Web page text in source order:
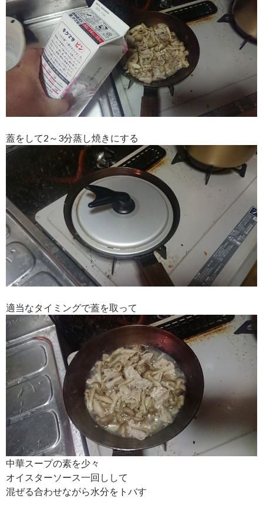
蓋をして2～3分蒸し焼きにする
適当なタイミングで蓋を取って
中華スープの素を少々
オイスターソース一回しして
混ぜる合わせながら水分をトバす